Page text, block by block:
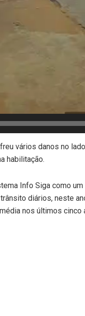
vários danos no
habilitação.
Info Siga como
diários, neste
nos últimos cinco